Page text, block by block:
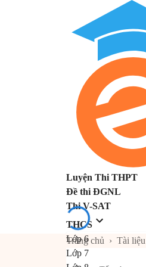
Luyện Thi THPT
Đề thi ĐGNL
Thi V-SAT
THCS
Lớp 6
Lớp 7
Trang chủ › Tài liệu